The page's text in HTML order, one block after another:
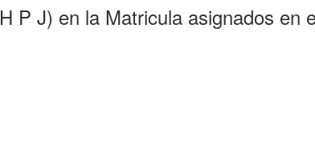
P J) en la Matricula asignados en